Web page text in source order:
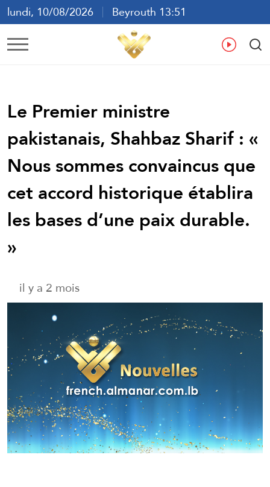
lundi, 10/08/2026
Beyrouth 13:51
ع
Le Premier ministre
pakistanais, Shahbaz Sharif : «
Nous sommes convaincus que
cet accord historique établira
les bases d’une paix durable.
»
il y a 2 mois